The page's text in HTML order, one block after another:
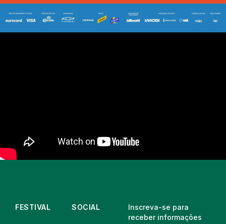
FESTIVAL SOCIAL
Inscreva-se para
receber informações